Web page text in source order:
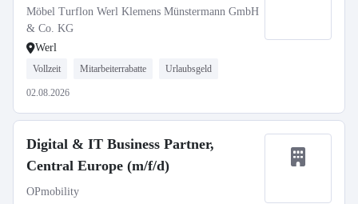
Möbel Turflon Werl Klemens Münstermann GmbH
& Co. KG
Werl
Vollzeit Mitarbeiterrabatte Urlaubsgeld
02.08.2026
Digital & IT Business Partner,
Central Europe (m/f/d)
OPmobility